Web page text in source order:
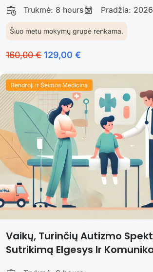
Trukmė: 8 hours Pradžia:
Šiuo metu mokymų grupė renkama.
160,00 € 129,00 €
Bendroji ir Šeimos Medicina
Vaikų, Turinčių Autizmo
Sutrikimą Elgesys Ir